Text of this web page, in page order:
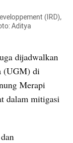
(IRD),
Aditya
dijadwalkan
(UGM) di
Merapi
dalam mitigasi